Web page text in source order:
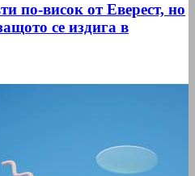
по-висок от Еверест, но
се издига в